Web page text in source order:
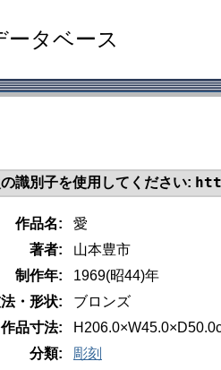
タベース
識別子を使用してください:
作品名:
愛
著者:
山本豊市
制作年:
1969(昭44)年
・形状:
ブロンズ
作品寸法:
分類:
彫刻